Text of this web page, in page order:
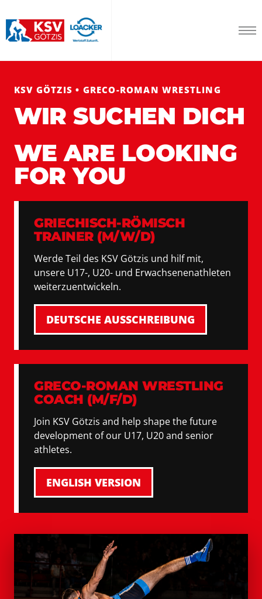
KSV GÖTZIS • GRECO-ROMAN WRESTLING
WIR SUCHEN DICH
WE ARE LOOKING
FOR YOU
GRIECHISCH-RÖMISCH
TRAINER (M/W/D)
Werde Teil des KSV Götzis und hilf mit,
unsere U17-, U20- und Erwachsenenathleten
weiterzuentwickeln.
DEUTSCHE AUSSCHREIBUNG
GRECO-ROMAN WRESTLING
COACH (M/F/D)
Join KSV Götzis and help shape the future
development of our U17, U20 and senior
athletes.
ENGLISH VERSION